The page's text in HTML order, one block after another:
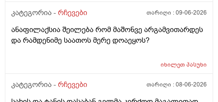
კატეგორია - რჩევები თარიღი :09-06-2026
ანაფილაქსია შეილება რომ მაშონვე არგამვითარდეს
და რამდენიმე საათოს მერე დოაეყოს?
იხილეთპასუხი
კატეგორია - რჩევები თარიღი :08-06-2026